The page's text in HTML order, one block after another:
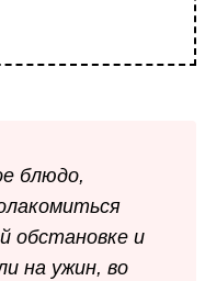
блюдо,
обстановке и
на ужин, во